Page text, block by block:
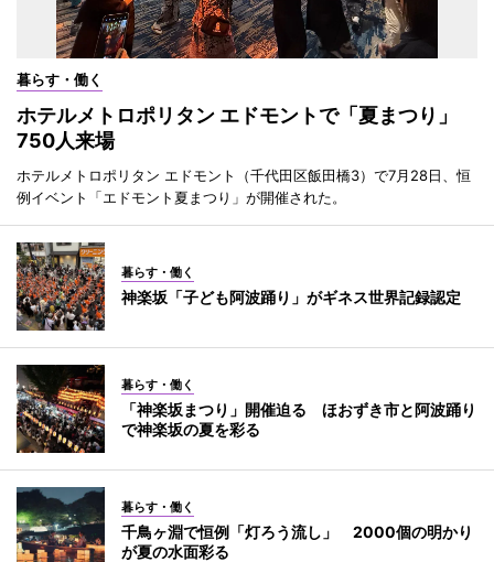
暮らす・働く
ホテルメトロポリタン エドモントで「夏まつり」
750人来場
ホテルメトロポリタン エドモント（千代田区飯田橋3）で7月28日、恒
例イベント「エドモント夏まつり」が開催された。
暮らす・働く
神楽坂「子ども阿波踊り」がギネス世界記録認定
暮らす・働く
「神楽坂まつり」開催迫る ほおずき市と阿波踊り
で神楽坂の夏を彩る
暮らす・働く
千鳥ヶ淵で恒例「灯ろう流し」 2000個の明かり
が夏の水面彩る